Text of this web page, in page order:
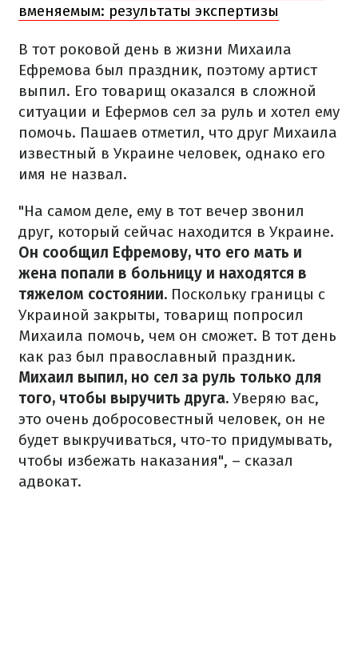
вменяемым: результаты экспертизы
В тот роковой день в жизни Михаила
Ефремова был праздник, поэтому артист
выпил. Его товарищ оказался в сложной
ситуации и Ефермов сел за руль и хотел ему
помочь. Пашаев отметил, что друг Михаила
известный в Украине человек, однако его
имя не назвал.
"На самом деле, ему в тот вечер звонил
друг, который сейчас находится в Украине.
Он сообщил Ефремову, что его мать и
жена попали в больницу и находятся в
тяжелом состоянии. Поскольку границы с
Украиной закрыты, товарищ попросил
Михаила помочь, чем он сможет. В тот день
как раз был православный праздник.
Михаил выпил, но сел за руль только для
того, чтобы выручить друга. Уверяю вас,
это очень добросовестный человек, он не
будет выкручиваться, что-то придумывать,
чтобы избежать наказания", – сказал
адвокат.